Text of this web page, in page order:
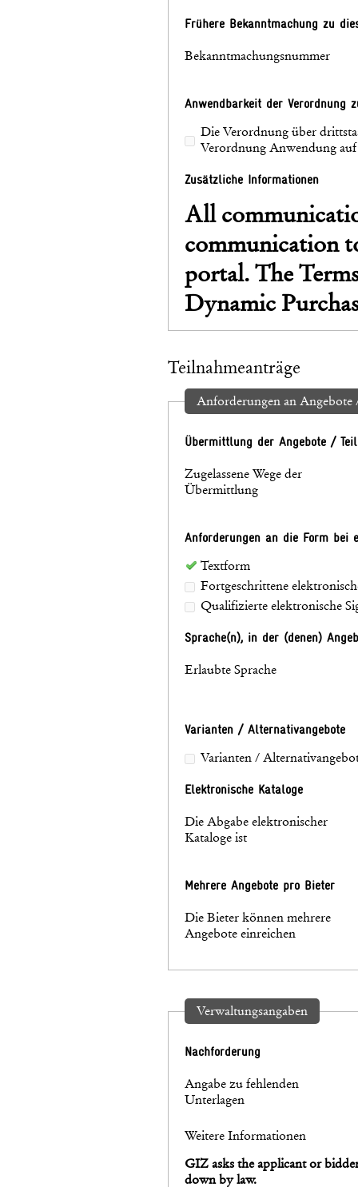
Frühere Bekanntmachung zu
Bekanntmachungsnummer
Anwendbarkeit der Verordnung
Die Verordnung über
Verordnung Anwendung auf
Zusätzliche Informationen
All communication
communication
portal. The
Dynamic
Teilnahmeanträge
Anforderungen an Angebote
Übermittlung der Angebote /
Zugelassene Wege der
Übermittlung
Anforderungen an die Form bei
Textform
Fortgeschrittene
Qualifizierte elektronische
Sprache(n), in der (denen)
Erlaubte Sprache
Varianten / Alternativangebote
Varianten /
Elektronische Kataloge
Die Abgabe elektronischer
Kataloge ist
Mehrere Angebote pro Bieter
Die Bieter können mehrere
Angebote einreichen
Verwaltungsangaben
Nachforderung
Angabe zu fehlenden
Unterlagen
Weitere Informationen
GIZ asks the applicant or
down by law.